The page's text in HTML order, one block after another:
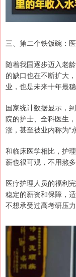
三、第二个铁饭碗：
随着我国逐步迈入老
的缺口也在不断扩大
业，也是未来十年最稳
国家统计数据显示，
院的护士、全科医生
涨，甚至被业内称为“
和临床医学相比，护
薪也很可观，不用熬
医疗护理人员的福利
稳定的薪资和保障，
不想承受过高考研压力